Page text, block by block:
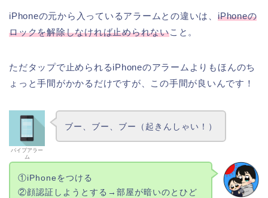
iPhoneの元から入っているアラームとの違いは、iPhoneの
ロックを解除しなければ止められないこと。
ただタップで止められるiPhoneのアラームよりもほんのち
ょっと手間がかかるだけですが、この手間が良いんです！
バイブアラー
ム
ブー、ブー、ブー（起きんしゃい！）
①iPhoneをつける
②顔認証しようとする→部屋が暗いのとひど